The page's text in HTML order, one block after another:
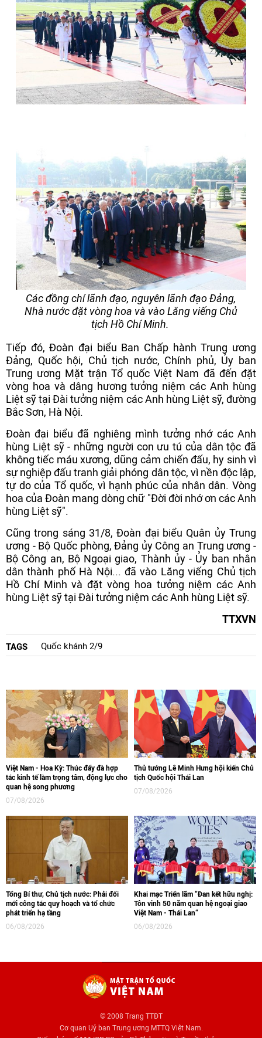
Các đồng chí lãnh đạo, nguyên lãnh đạo Đảng,
Nhà nước đặt vòng hoa và vào Lăng viếng Chủ
tịch Hồ Chí Minh.
Tiếp đó, Đoàn đại biểu Ban Chấp hành Trung ương
Đảng, Quốc hội, Chủ tịch nước, Chính phủ, Ủy ban
Trung ương Mặt trận Tổ quốc Việt Nam đã đến đặt
vòng hoa và dâng hương tưởng niệm các Anh hùng
Liệt sỹ tại Đài tưởng niệm các Anh hùng Liệt sỹ, đường
Bắc Sơn, Hà Nội.
Đoàn đại biểu đã nghiêng mình tưởng nhớ các Anh
hùng Liệt sỹ - những người con ưu tú của dân tộc đã
không tiếc máu xương, dũng cảm chiến đấu, hy sinh vì
sự nghiệp đấu tranh giải phóng dân tộc, vì nền độc lập,
tự do của Tổ quốc, vì hạnh phúc của nhân dân. Vòng
hoa của Đoàn mang dòng chữ "Đời đời nhớ ơn các Anh
hùng Liệt sỹ".
Cũng trong sáng 31/8, Đoàn đại biểu Quân ủy Trung
ương - Bộ Quốc phòng, Đảng ủy Công an Trung ương -
Bộ Công an, Bộ Ngoại giao, Thành ủy - Ủy ban nhân
dân thành phố Hà Nội... đã vào Lăng viếng Chủ tịch
Hồ Chí Minh và đặt vòng hoa tưởng niệm các Anh
hùng Liệt sỹ tại Đài tưởng niệm các Anh hùng Liệt sỹ.
TTXVN
TAGS Quốc khánh 2/9
Việt Nam - Hoa Kỳ: Thúc đẩy đà hợp
tác kinh tế làm trọng tâm, động lực cho
quan hệ song phương
07/08/2026
Thủ tướng Lê Minh Hưng hội kiến Chủ
tịch Quốc hội Thái Lan
07/08/2026
Tổng Bí thư, Chủ tịch nước: Phải đổi
mới công tác quy hoạch và tổ chức
phát triển hạ tầng
06/08/2026
Khai mạc Triển lãm “Đan kết hữu nghị:
Tôn vinh 50 năm quan hệ ngoại giao
Việt Nam - Thái Lan“
06/08/2026
© 2008 Trang TTĐT
Cơ quan Uỷ ban Trung ương MTTQ Việt Nam.